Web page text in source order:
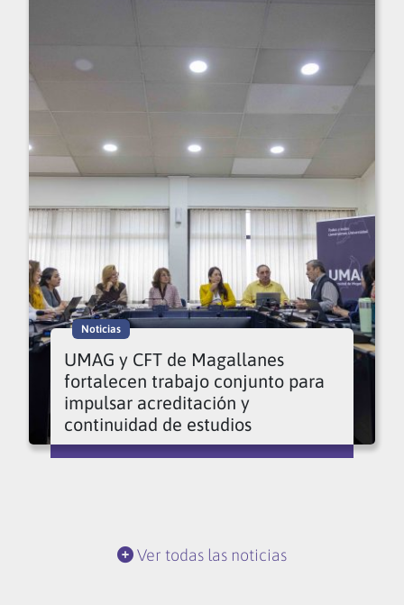
Noticias
UMAG y CFT de Magallanes
fortalecen trabajo conjunto para
impulsar acreditación y
continuidad de estudios
Ver todas las noticias